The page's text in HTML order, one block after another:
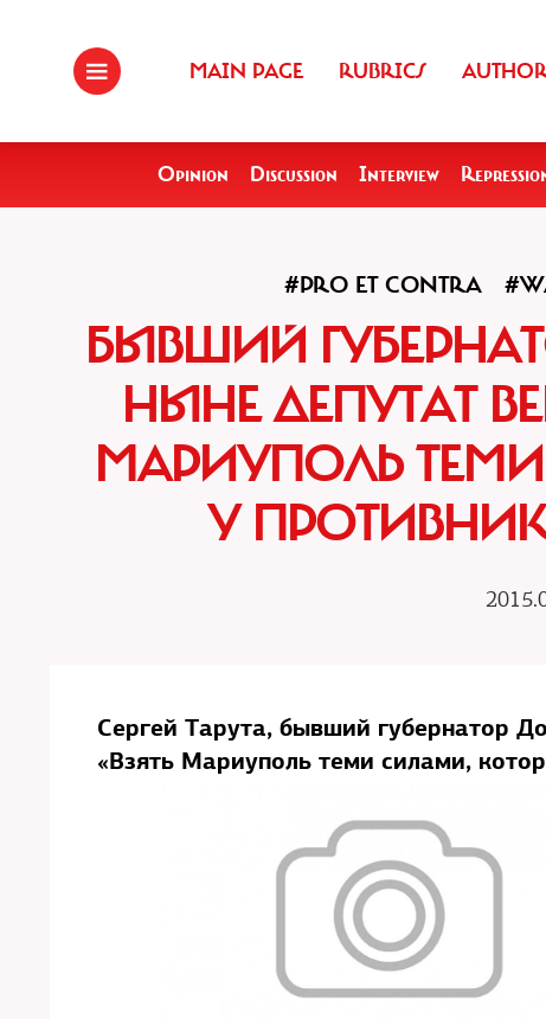
MAIN PAGE RUBRICS
Opinion Discussion Interview
#PRO ET CONTRA
БЫВШИЙ
НЫНЕ ДЕПУТАТ
МАРИУПОЛЬ
У
Сергей Тарута, бывший губернатор
«Взять Мариуполь теми силами,